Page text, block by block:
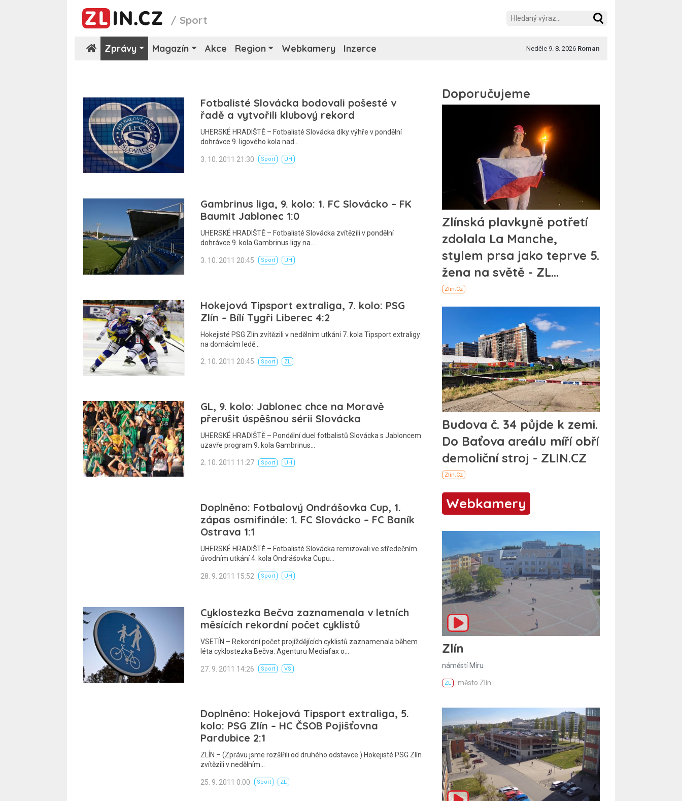
/Sport
Zprávy Magazín Akce Region Webkamery Inzerce Neděle 9. 8. 2026 Roman
Fotbalisté Slovácka bodovali pošesté v
řadě a vytvořili klubový rekord
UHERSKÉ HRADIŠTĚ – Fotbalisté Slovácka díky výhře v pondělní
dohrávce 9. ligového kola nad…
3. 10. 2011 21:30 Sport UH
Gambrinus liga, 9. kolo: 1. FC Slovácko – FK
Baumit Jablonec 1:0
UHERSKÉ HRADIŠTĚ – Fotbalisté Slovácka zvítězili v pondělní
dohrávce 9. kola Gambrinus ligy na…
3. 10. 2011 20:45 Sport UH
Hokejová Tipsport extraliga, 7. kolo: PSG
Zlín – Bílí Tygři Liberec 4:2
Hokejisté PSG Zlín zvítězili v nedělním utkání 7. kola Tipsport extraligy
na domácím ledě…
2. 10. 2011 20:45 Sport ZL
GL, 9. kolo: Jablonec chce na Moravě
přerušit úspěšnou sérii Slovácka
UHERSKÉ HRADIŠTĚ – Pondělní duel fotbalistů Slovácka s Jabloncem
uzavře program 9. kola Gambrinus…
2. 10. 2011 11:27 Sport UH
Doplněno: Fotbalový Ondrášovka Cup, 1.
zápas osmifinále: 1. FC Slovácko – FC Baník
Ostrava 1:1
UHERSKÉ HRADIŠTĚ – Fotbalisté Slovácka remizovali ve středečním
úvodním utkání 4. kola Ondrášovka Cupu…
28. 9. 2011 15:52 Sport UH
Cyklostezka Bečva zaznamenala v letních
měsících rekordní počet cyklistů
VSETÍN – Rekordní počet projíždějících cyklistů zaznamenala během
léta cyklostezka Bečva. Agenturu Mediafax o…
27. 9. 2011 14:26 Sport VS
Doplněno: Hokejová Tipsport extraliga, 5.
kolo: PSG Zlín – HC ČSOB Pojišťovna
Pardubice 2:1
ZLÍN – (Zprávu jsme rozšířili od druhého odstavce.) Hokejisté PSG Zlín
zvítězili v nedělním…
25. 9. 2011 0:00 Sport ZL
Webkamery
Zlín
náměstí Míru
ZL město Zlín